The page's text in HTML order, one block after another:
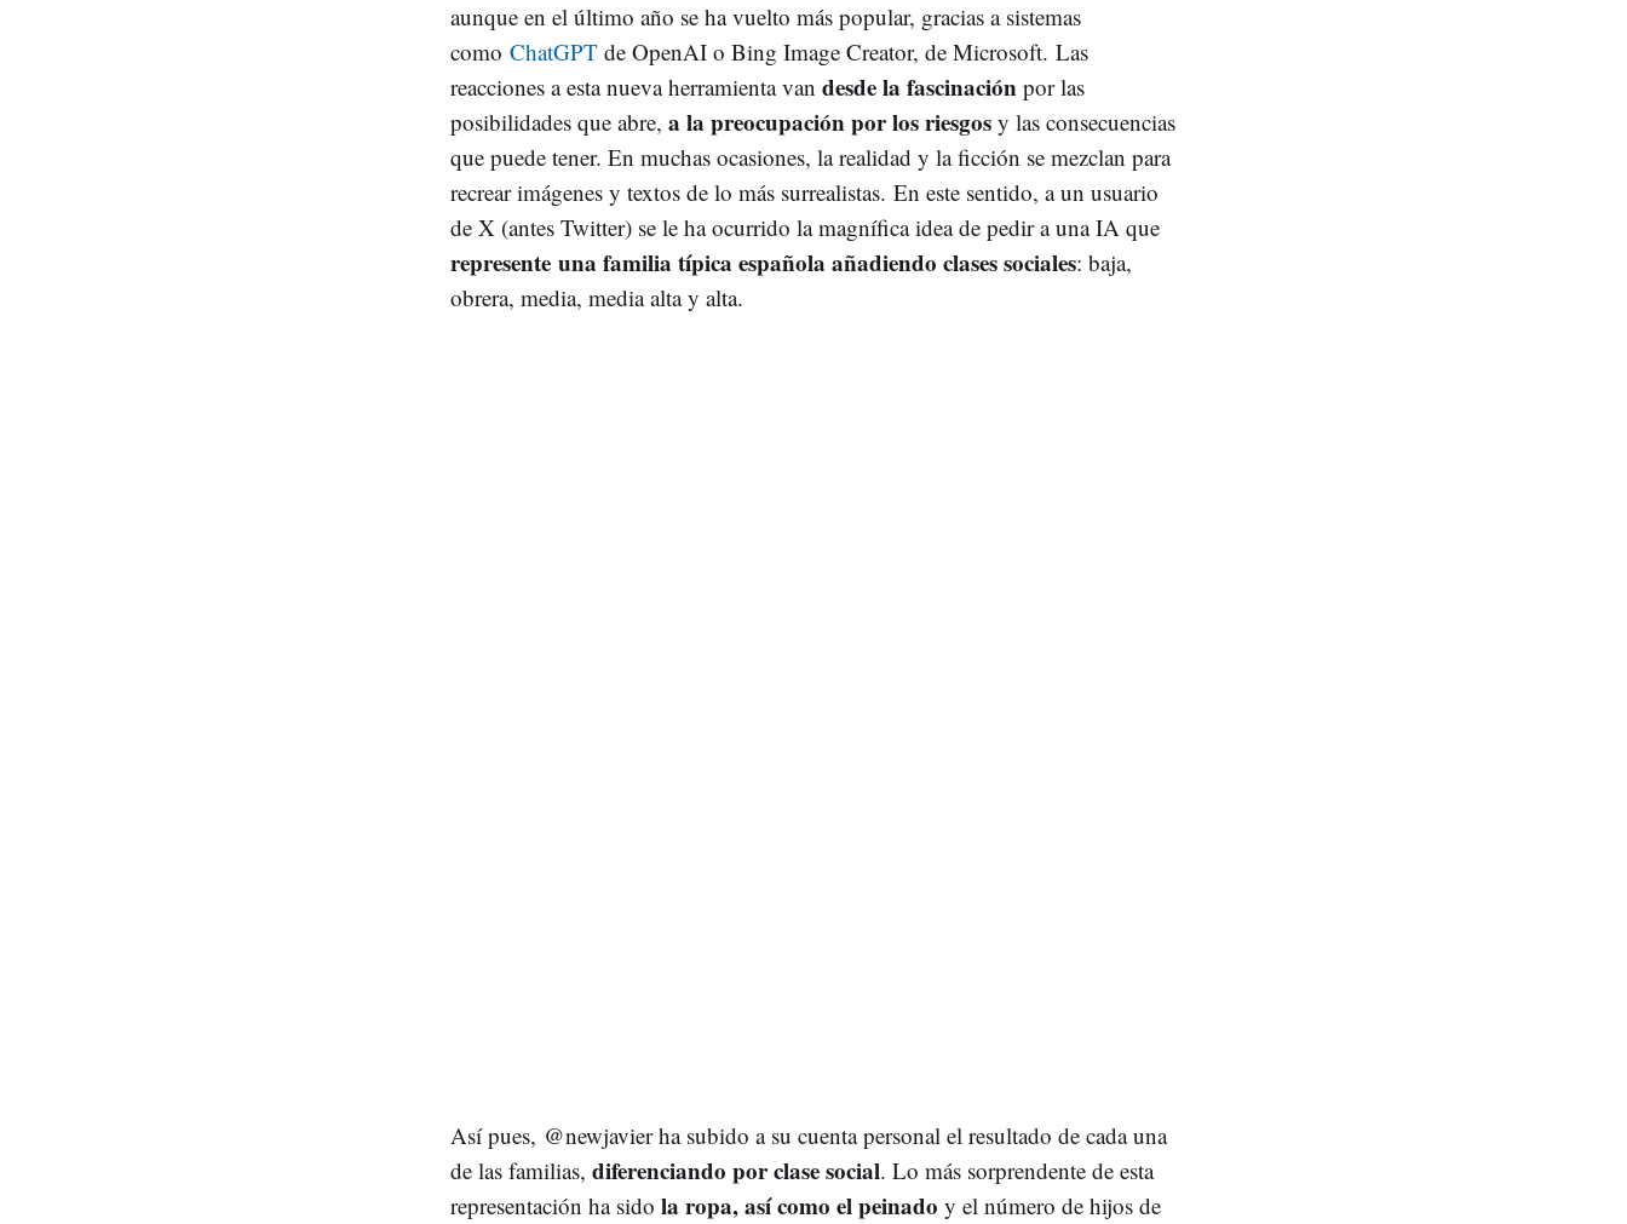
aunque en el último año se ha vuelto más popular, gracias a sistemas
como ChatGPT de OpenAI o Bing Image Creator, de Microsoft. Las
reacciones a esta nueva herramienta van desde la fascinación por las
posibilidades que abre, a la preocupación por los riesgos y las consecuencias
que puede tener. En muchas ocasiones, la realidad y la ficción se mezclan para
recrear imágenes y textos de lo más surrealistas. En este sentido, a un usuario
de X (antes Twitter) se le ha ocurrido la magnífica idea de pedir a una IA que
represente una familia típica española añadiendo clases sociales: baja,
obrera, media, media alta y alta.
Así pues, @newjavier ha subido a su cuenta personal el resultado de cada una
de las familias, diferenciando por clase social. Lo más sorprendente de esta
representación ha sido la ropa, así como el peinado y el número de hijos de